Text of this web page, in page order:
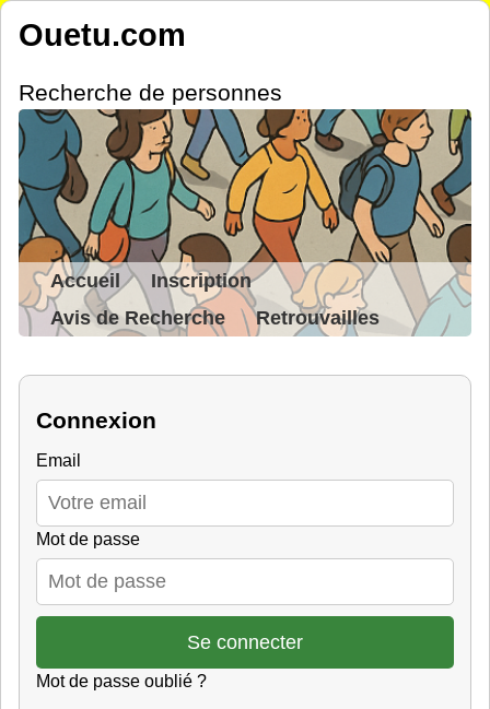
Ouetu.com
Recherche de personnes
Accueil
Inscription
Avis de Recherche
Retrouvailles
Connexion
Email
Mot de passe
Mot de passe oublié ?